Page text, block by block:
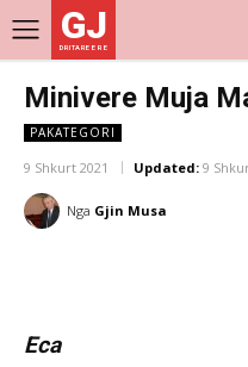
GJ
DRITARE E RE
Minivere Muja
PAKATEGORI
9 Shkurt 2021 Updated: 9
Nga Gjin Musa
Eca